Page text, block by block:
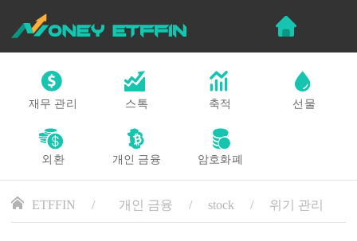
재무 관리 스톡 축적 선물
외환 개인 금융 암호화폐
ETFFIN 개인 금융 stock 위기 관리